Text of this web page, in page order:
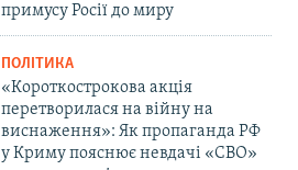
примусу Росії до миру
ПОЛІТИКА
«Короткострокова акція
перетворилася на війну на
виснаження»: Як пропаганда РФ
у Криму пояснює невдачі «СВО»